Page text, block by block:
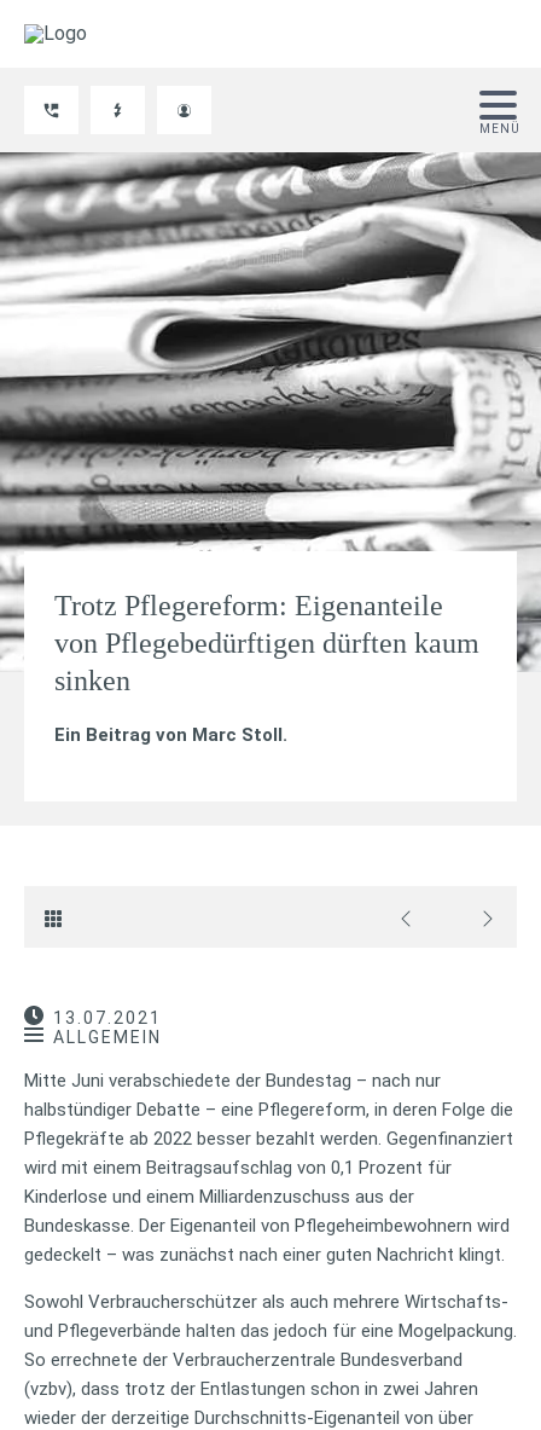
Trotz Pflegereform: Eigenanteile
von Pflegebedürftigen dürften kaum
sinken
Ein Beitrag von Marc Stoll.
13.07.2021
ALLGEMEIN
Mitte Juni verabschiedete der Bundestag – nach nur
halbstündiger Debatte – eine Pflegereform, in deren Folge die
Pflegekräfte ab 2022 besser bezahlt werden. Gegenfinanziert
wird mit einem Beitragsaufschlag von 0,1 Prozent für
Kinderlose und einem Milliardenzuschuss aus der
Bundeskasse. Der Eigenanteil von Pflegeheimbewohnern wird
gedeckelt – was zunächst nach einer guten Nachricht klingt.
Sowohl Verbraucherschützer als auch mehrere Wirtschafts-
und Pflegeverbände halten das jedoch für eine Mogelpackung.
So errechnete der Verbraucherzentrale Bundesverband
(vzbv), dass trotz der Entlastungen schon in zwei Jahren
wieder der derzeitige Durchschnitts-Eigenanteil von über